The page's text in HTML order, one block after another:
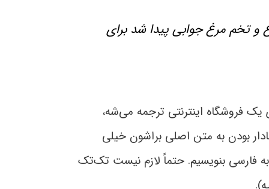
و تخم مرغ جوابی پیدا شد برای
یک فروشگاه اینترنتی ترجمه می‌شه،
بودن به متن اصلی براشون خیلی
فارسی بنویسیم. حتماً لازم نیست تک‌تک